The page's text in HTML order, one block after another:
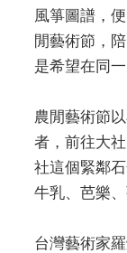
風箏圖譜，
閒藝術節，
是希望在同
農閒藝術節
者，前往大
社這個緊鄰
牛乳、芭樂
台灣藝術家